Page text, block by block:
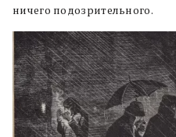
ничего подозрительного.